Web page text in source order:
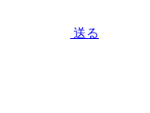
送る